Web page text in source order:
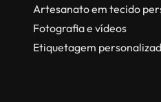
Artesanato em tecido
Fotografia e vídeos
Etiquetagem